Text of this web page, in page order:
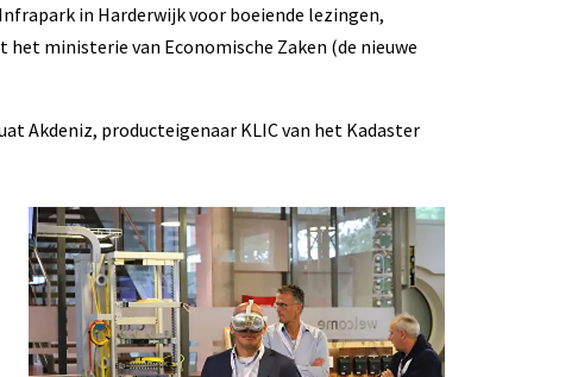
in Harderwijk voor boeiende lezingen,
ministerie van Economische Zaken (de nieuwe
Akdeniz, producteigenaar KLIC van het Kadaster